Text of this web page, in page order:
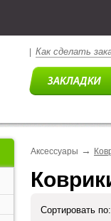
Как сделать
Аксессуары →
Сортировать